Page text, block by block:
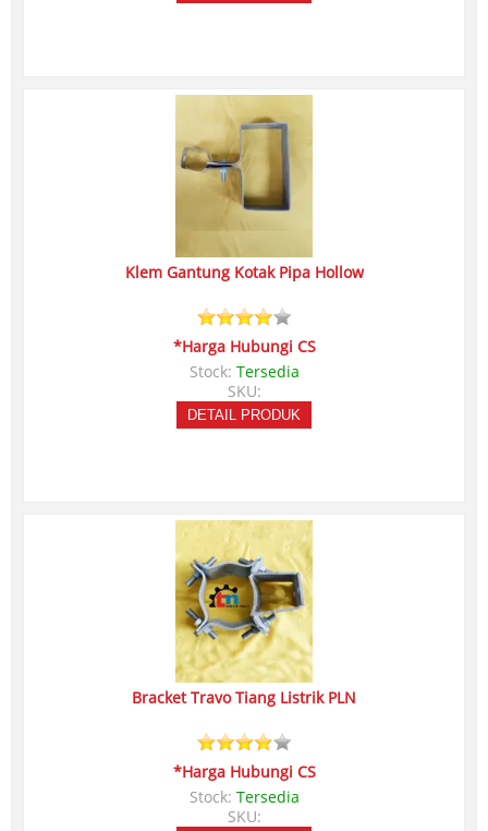
Klem Gantung Kotak Pipa Hollow
*Harga Hubungi CS
Stock: Tersedia
SKU:
DETAIL PRODUK
Bracket Travo Tiang Listrik PLN
*Harga Hubungi CS
Stock: Tersedia
SKU: